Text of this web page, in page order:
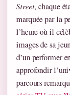
Street, chaque
marquée par la
l’heure où il
images de sa
d’un performer
approfondir
parcours